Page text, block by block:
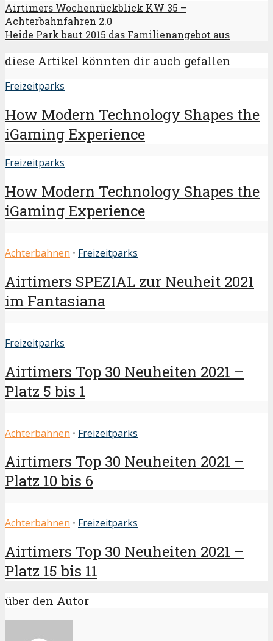
Airtimers Wochenrückblick KW 35 –
Achterbahnfahren 2.0
Heide Park baut 2015 das Familienangebot aus
diese Artikel könnten dir auch gefallen
Freizeitparks
How Modern Technology Shapes the
iGaming Experience
Freizeitparks
How Modern Technology Shapes the
iGaming Experience
Achterbahnen • Freizeitparks
Airtimers SPEZIAL zur Neuheit 2021
im Fantasiana
Freizeitparks
Airtimers Top 30 Neuheiten 2021 –
Platz 5 bis 1
Achterbahnen • Freizeitparks
Airtimers Top 30 Neuheiten 2021 –
Platz 10 bis 6
Achterbahnen • Freizeitparks
Airtimers Top 30 Neuheiten 2021 –
Platz 15 bis 11
über den Autor